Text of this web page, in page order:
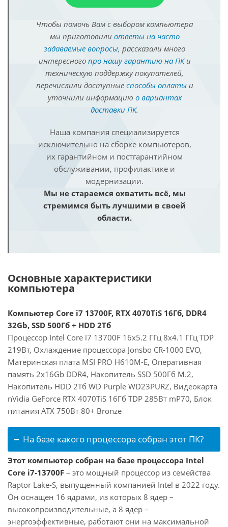
Чтобы помочь Вам с выбором компьютера
мы приготовили ответы на часто
задаваемые вопросы, рассказали много
интересного про нашу гарантию на ПКи
техническую поддержку покупателей,
перечислили доступные способы оплатыи
уточнили информацию о вариантах
доставки ПК.
Наша компания специализируется
исключительно на сборке компьютеров,
их гарантийном и постгарантийном
обслуживании, профилактике и
модернизации.
Мы не стараемся охватить всё, мы
стремимся быть лучшими в своей
области.
Основные характеристики
компьютера
Компьютер Core i7 13700F, RTX 4070TiS 16Гб, DDR4
32Gb, SSD 500Гб + HDD 2Тб
Процессор Intel Core i7 13700F 16x5.2 ГГц 8x4.1 ГГц TDP
219Вт, Охлаждение процессора Jonsbo CR-1000 EVO,
Материнская плата MSI PRO H610M-E, Оперативная
память 2x16Gb DDR4, Накопитель SSD 500Гб M.2,
Накопитель HDD 2Тб WD Purple WD23PURZ, Видеокарта
nVidia GeForce RTX 4070TiS 16Гб TDP 285Вт mP70, Блок
питания ATX 750Вт 80+ Bronze
На базе какого процессора собран этот ПК?
Этот компьютер собран на базе процессора Intel
Core i7-13700F – это мощный процессор из семейства
Raptor Lake-S, выпущенный компанией Intel в 2022 году.
Он оснащен 16 ядрами, из которых 8 ядер –
высокопроизводительные, а 8 ядер –
энергоэффективные, работают они на максимальной